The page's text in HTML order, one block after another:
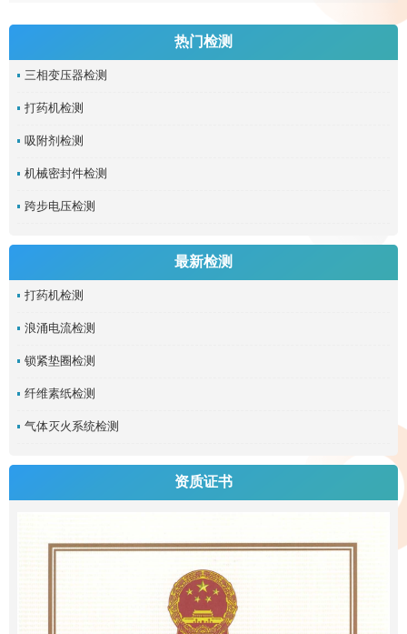
热门检测
三相变压器检测
打药机检测
吸附剂检测
机械密封件检测
跨步电压检测
最新检测
打药机检测
浪涌电流检测
锁紧垫圈检测
纤维素纸检测
气体灭火系统检测
资质证书